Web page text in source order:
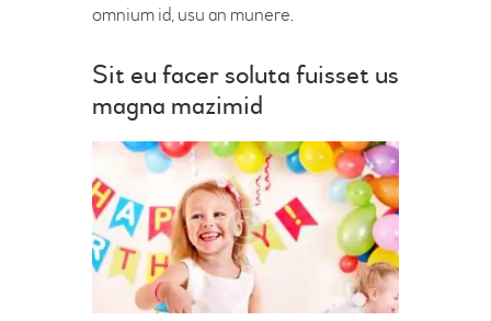
omnium id, usu an munere.
Sit eu facer soluta fuisset us
magna mazimid